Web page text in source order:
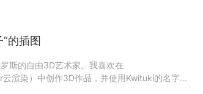
的插图
斯的自由3D艺术家。我喜欢在
渲染）中创作3D作品，并使用Kwituki的名字